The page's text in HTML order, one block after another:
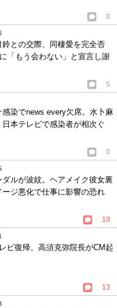
0
との交際、同棲愛を完全否
「もう会わない」と宣言し謝
5
染でnews every欠席。水卜麻
本テレビで感染者が相次ぐ
0
ルが波紋。ヘアメイク彼女裏
ジ悪化で仕事に影響の恐れ
10
ビ復帰。高須克弥院長がCM起
13